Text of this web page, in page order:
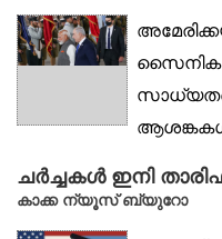
സൈനിക
ചർച്ചകൾ ഇനി
കാക്ക ന്യൂസ് ബ്യുറോ